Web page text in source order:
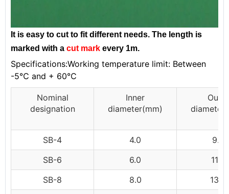
It is easy to cut to fit different needs. The length is
marked with a cut mark every 1m.
Specifications:Working temperature limit: Between
-5℃ and + 60℃
Nominal
designation
Inner
diameter(mm)
Outer
SB-4 4.0
9.0
SB-6
6.0
11.0
SB-8
8.0
13.5